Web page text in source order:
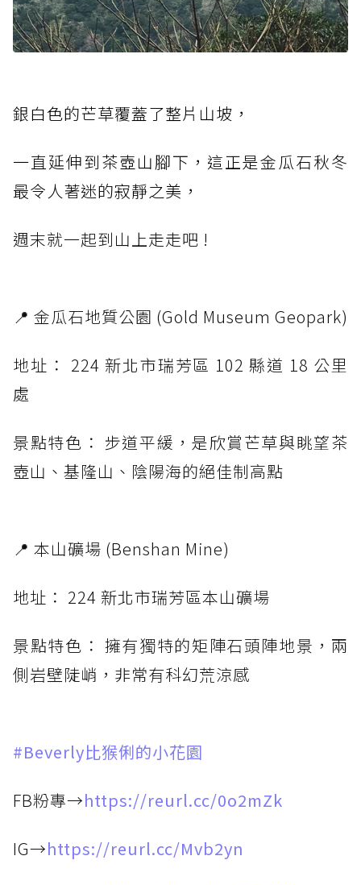
銀白色的芒草覆蓋了整片山坡，
一直延伸到茶壺山腳下，這正是金瓜石秋冬
最令人著迷的寂靜之美，
週末就一起到山上走走吧 !
📍 金瓜石地質公園 (Gold Museum Geopark)
地址： 224 新北市瑞芳區 102 縣道 18 公里
處
景點特色： 步道平緩，是欣賞芒草與眺望茶
壺山、基隆山、陰陽海的絕佳制高點
📍 本山礦場 (Benshan Mine)
地址： 224 新北市瑞芳區本山礦場
景點特色： 擁有獨特的矩陣石頭陣地景，兩
側岩壁陡峭，非常有科幻荒涼感
#Beverly比猴俐的小花園
FB粉專→https://reurl.cc/0o2mZk
IG→https://reurl.cc/Mvb2yn